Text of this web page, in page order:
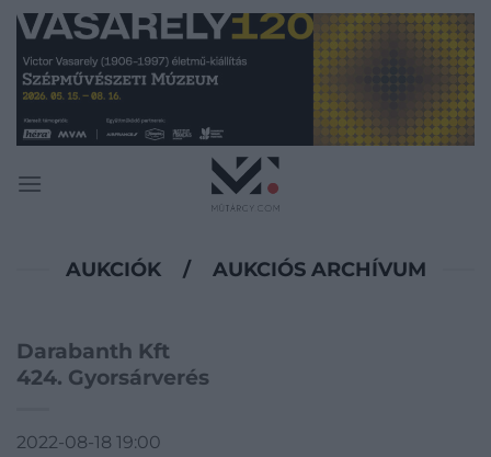
Skip
content
AUKCIÓK / AUKCIÓS ARCHÍVUM
Darabanth Kft
424. Gyorsárverés
2022-08-18 19:00